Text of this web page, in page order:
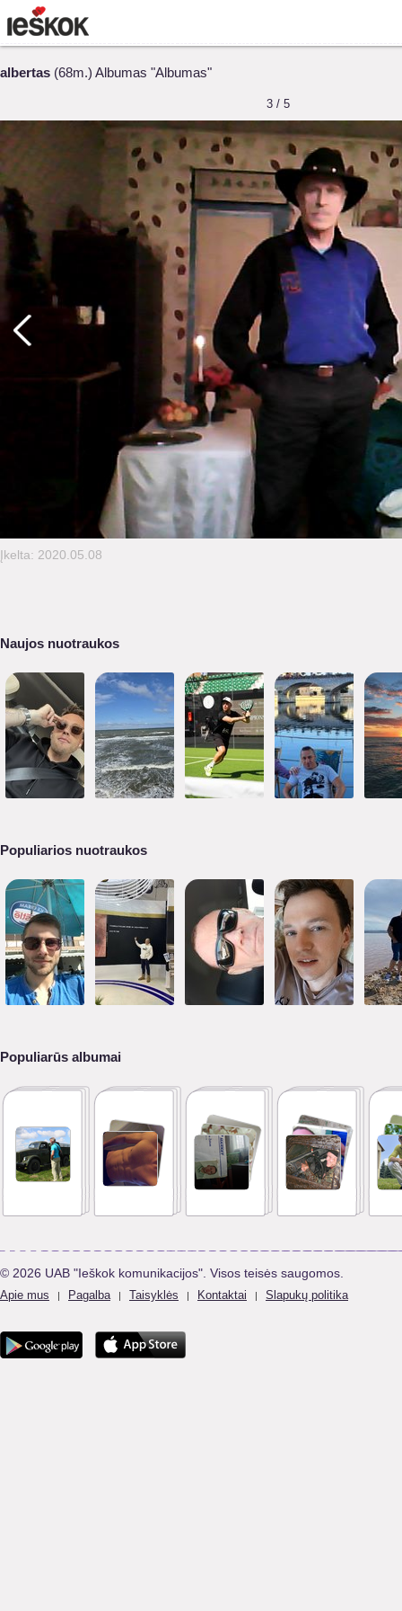
albertas (68m.) Albumas "Albumas"
3 / 5
Įkelta: 2020.05.08
Naujos nuotraukos
Populiarios nuotraukos
Populiarūs albumai
© 2026 UAB "Ieškok komunikacijos". Visos teisės saugomos.
Apie mus | Pagalba | Taisyklės | Kontaktai | Slapukų politika